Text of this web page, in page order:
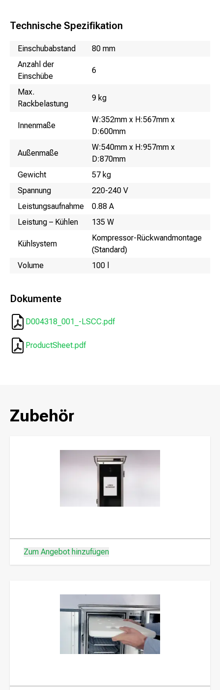
Technische Spezifikation
NameWert
Einschubabstand
80 mm
Anzahl der
Einschübe
6
Max.
Rackbelastung
9 kg
Innenmaße
W:352mm x H:567mm x
D:600mm
Außenmaße
W:540mm x H:957mm x
D:870mm
Gewicht
57 kg
Spannung
220-240 V
Leistungsaufnahme
0.88 A
Leistung – Kühlen
135 W
Kühlsystem
Kompressor-Rückwandmontage
(Standard)
Volume
100 l
Dokumente
D004318_001_-LSCC.pdf
ProductSheet.pdf
Zubehör
Zum Angebot hinzufügen